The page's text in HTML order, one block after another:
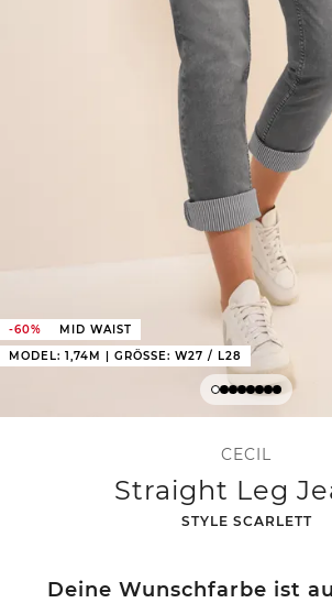
-60%
MID WAIST
MODEL: 1,74M | GRÖSSE: W27 / L28
CECIL
Straight Leg
-
STYLE SCARLETT
Deine Wunschfarbe ist